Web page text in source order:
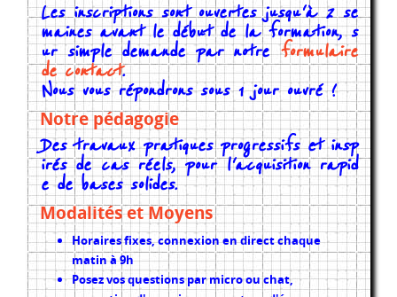
Les inscriptions sont ouvertes jusqu'à 2 se
maines avant le début de la formation, s
ur simple demande par notreformulaire
de contact.
Nous vous répondrons sous 1 jour ouvré !
Notre pédagogie
Des travaux pratiques progressifs et insp
irés de cas réels, pour l'acquisition rapid
e de bases solides.
Modalités et Moyens
Horaires fixes, connexion en direct chaque
matin à 9h
Posez vos questions par micro ou chat,